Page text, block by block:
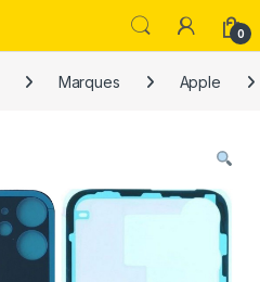
0
Marques Apple